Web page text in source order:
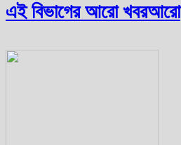
এই বিভাগের আরো খবরআরো